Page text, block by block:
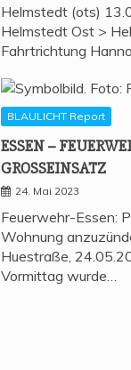
Helmstedt (ots)
Helmstedt Ost >
Fahrtrichtung
BLAULICHT Report
ESSEN –
GROSSEINSATZ
24. Mai 2023
Feuerwehr-Essen:
Wohnung
Huestraße,
Vormittag wurde…